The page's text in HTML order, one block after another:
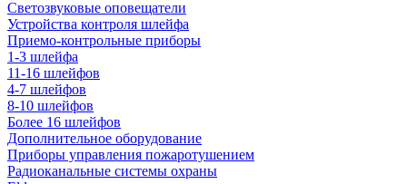
Светозвуковые оповещатели
Устройства контроля шлейфа
Приемо-контрольные приборы
1-3 шлейфа
11-16 шлейфов
4-7 шлейфов
8-10 шлейфов
Более 16 шлейфов
Дополнительное оборудование
Приборы управления пожаротушением
Радиоканальные системы охраны